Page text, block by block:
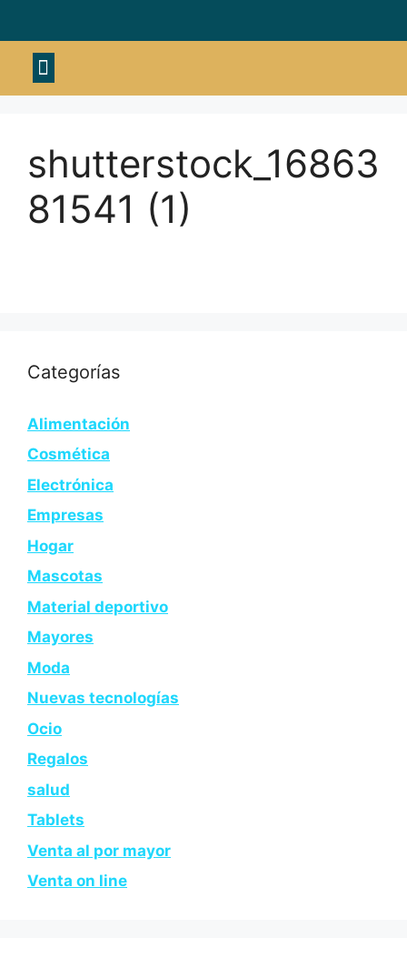
shutterstock_16863
81541 (1)
Categorías
Alimentación
Cosmética
Electrónica
Empresas
Hogar
Mascotas
Material deportivo
Mayores
Moda
Nuevas tecnologías
Ocio
Regalos
salud
Tablets
Venta al por mayor
Venta on line